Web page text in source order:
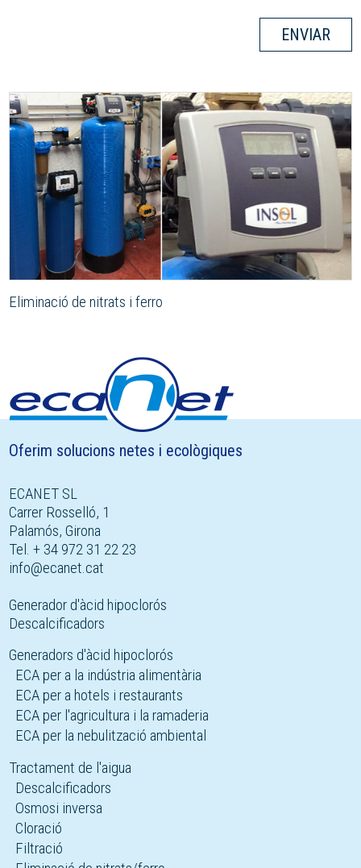
ENVIAR
Eliminació de nitrats i ferro
Oferim solucions netes i ecològiques
ECANET SL
Carrer Rosselló, 1
Palamós, Girona
Tel. + 34 972 31 22 23
info@ecanet.cat
Generador d'àcid hipoclorós
Descalcificadors
Generadors d'àcid hipoclorós
ECA per a la indústria alimentària
ECA per a hotels i restaurants
ECA per l'agricultura i la ramaderia
ECA per la nebulització ambiental
Tractament de l'aigua
Descalcificadors
Osmosi inversa
Cloració
Filtració